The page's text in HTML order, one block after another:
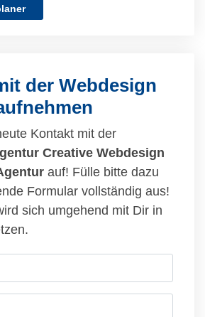
der Webdesign
Kontakt mit der
Creative Webdesign
auf! Fülle bitte dazu
Formular vollständig aus!
sich umgehend mit Dir in